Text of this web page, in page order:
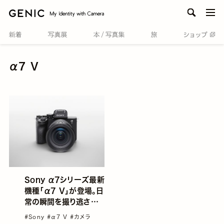
α7 V
Sony α7シリーズ最新
機種「α7 V」が登場。日
常の瞬間を撮り逃さず、
より美しく写し止めるこ
#Sony#α7 V#カメラ